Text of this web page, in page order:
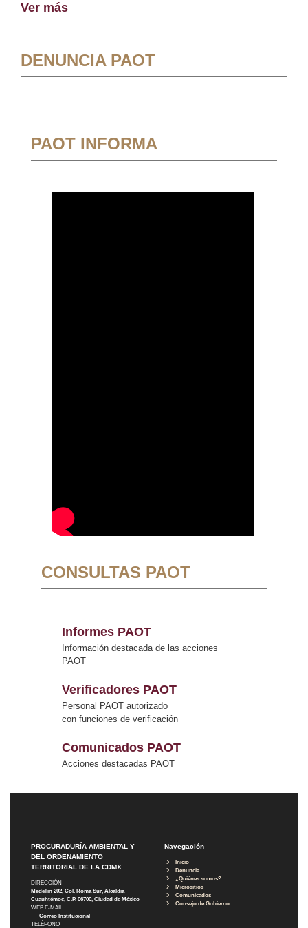
Ver más
DENUNCIA PAOT
PAOT INFORMA
CONSULTAS PAOT
Informes PAOT
Información destacada de las acciones
PAOT
Verificadores PAOT
Personal PAOT autorizado
con funciones de verificación
Comunicados PAOT
Acciones destacadas PAOT
PROCURADURÍA AMBIENTAL Y
DEL ORDENAMIENTO
TERRITORIAL DE LA CDMX
DIRECCIÓN
Medellín 202, Col. Roma Sur, Alcaldía
Cuauhtémoc, C.P. 06700, Ciudad de México
WEB E-MAIL
Correo Institucional
TELÉFONO
Navegación
Inicio
Denuncia
¿Quiénes somos?
Micrositios
Comunicados
Consejo de Gobierno